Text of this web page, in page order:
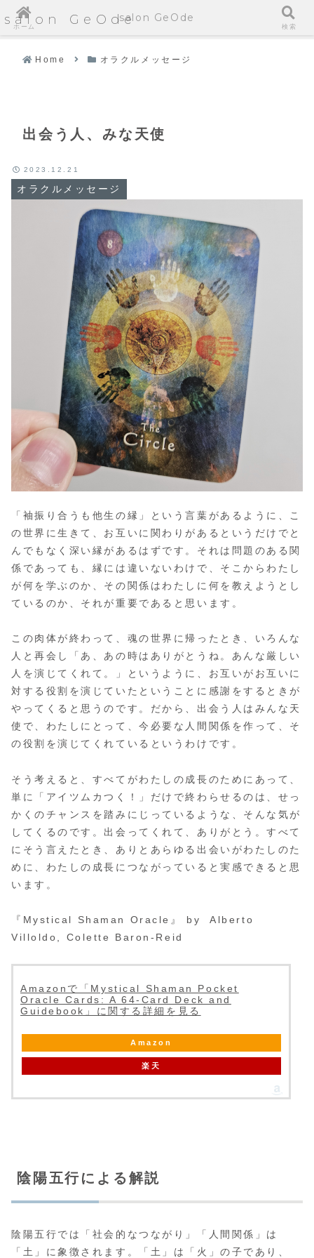
salon GeOde
Home オラクルメッセージ
出会う人、みな天使
オラクルメッセージ
2023.12.21
「袖振り合うも他生の縁」という言葉があるように、こ
の世界に生きて、お互いに関わりがあるというだけでと
んでもなく深い縁があるはずです。それは問題のある関
係であっても、縁には違いないわけで、そこからわたし
が何を学ぶのか、その関係はわたしに何を教えようとし
ているのか、それが重要であると思います。
この肉体が終わって、魂の世界に帰ったとき、いろんな
人と再会し「あ、あの時はありがとうね。あんな厳しい
人を演じてくれて。」というように、お互いがお互いに
対する役割を演じていたということに感謝をするときが
やってくると思うのです。だから、出会う人はみんな天
使で、わたしにとって、今必要な人間関係を作って、そ
の役割を演じてくれているというわけです。
そう考えると、すべてがわたしの成長のためにあって、
単に「アイツムカつく！」だけで終わらせるのは、せっ
かくのチャンスを踏みにじっているような、そんな気が
してくるのです。出会ってくれて、ありがとう。すべて
にそう言えたとき、ありとあらゆる出会いがわたしのた
めに、わたしの成長につながっていると実感できると思
います。
『Mystical Shaman Oracle』 by Alberto
Villoldo, Colette Baron-Reid
Amazonで「Mystical Shaman Pocket
Oracle Cards: A 64-Card Deck and
Guidebook」に関する詳細を見る
Amazon
楽天
陰陽五行による解説
陰陽五行では「社会的なつながり」「人間関係」は
「土」に象徴されます。「土」は「火」の子であり、
ホーム
salon GeOde
検索